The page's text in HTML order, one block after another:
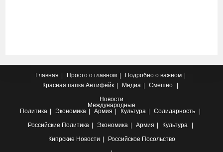
Главная Просто о главном
Подробно о важном
Красная папка Антифейк Медиа
Смешно
Новости
Международные
Политика
Экономика Армия Культура
Солидарность
Российские Политика Экономика Армия
Культура
Кипрские Новости Российское Посольство